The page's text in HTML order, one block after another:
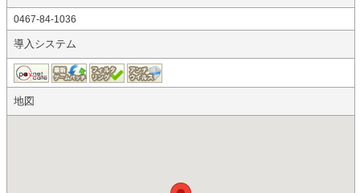
0467-84-1036
導入システム
地図